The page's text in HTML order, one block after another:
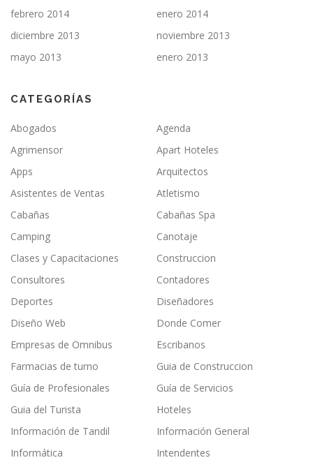
febrero 2014
enero 2014
diciembre 2013
noviembre 2013
mayo 2013
enero 2013
CATEGORÍAS
Abogados
Agenda
Agrimensor
Apart Hoteles
Apps
Arquitectos
Asistentes de Ventas
Atletismo
Cabañas
Cabañas Spa
Camping
Canotaje
Clases y Capacitaciones
Construccion
Consultores
Contadores
Deportes
Diseñadores
Diseño Web
Donde Comer
Empresas de Omnibus
Escribanos
Farmacias de turno
Guia de Construccion
Guía de Profesionales
Guía de Servicios
Guia del Turista
Hoteles
Información de Tandil
Información General
Informática
Intendentes